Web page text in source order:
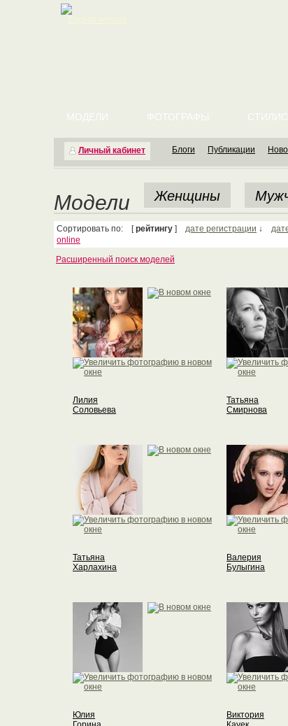
Личный кабинет
МОДЕЛИ ФОТОГРАФЫ
Блоги Публикации
Модели Женщины
Сортировать по: [рейтингу ] дате регистрации ↓
online
Расширенный поиск моделей
Лилия
Соловьева
Татьяна
Смирнова
Татьяна
Харлахина
Валерия
Булыгина
Юлия
Виктория